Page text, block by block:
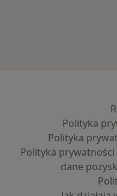
Polityka
Polityka
Polityka
dane